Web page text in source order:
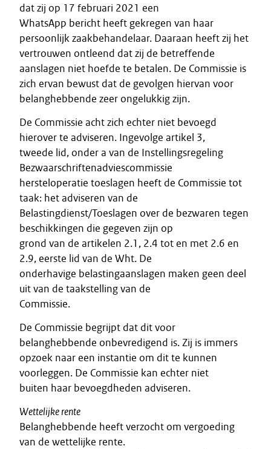
dat zij op 17 februari 2021 een
WhatsApp bericht heeft gekregen van haar
persoonlijk zaakbehandelaar. Daaraan heeft zij het
vertrouwen ontleend dat zij de betreffende
aanslagen niet hoefde te betalen. De Commissie is
zich ervan bewust dat de gevolgen hiervan voor
belanghebbende zeer ongelukkig zijn.
De Commissie acht zich echter niet bevoegd
hierover te adviseren. Ingevolge artikel 3,
tweede lid, onder a van de Instellingsregeling
Bezwaarschriftenadviescommissie
hersteloperatie toeslagen heeft de Commissie tot
taak: het adviseren van de
Belastingdienst/Toeslagen over de bezwaren tegen
beschikkingen die gegeven zijn op
grond van de artikelen 2.1, 2.4 tot en met 2.6 en
2.9, eerste lid van de Wht. De
onderhavige belastingaanslagen maken geen deel
uit van de taakstelling van de
Commissie.
De Commissie begrijpt dat dit voor
belanghebbende onbevredigend is. Zij is immers
opzoek naar een instantie om dit te kunnen
voorleggen. De Commissie kan echter niet
buiten haar bevoegdheden adviseren.
Wettelijke rente
Belanghebbende heeft verzocht om vergoeding
van de wettelijke rente.